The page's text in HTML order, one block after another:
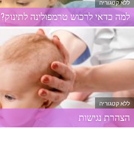
ללא קטגוריה
למה כדאי לרכוש טרמפולינה לתינוק?
ללא קטגוריה
הצהרת נגישות